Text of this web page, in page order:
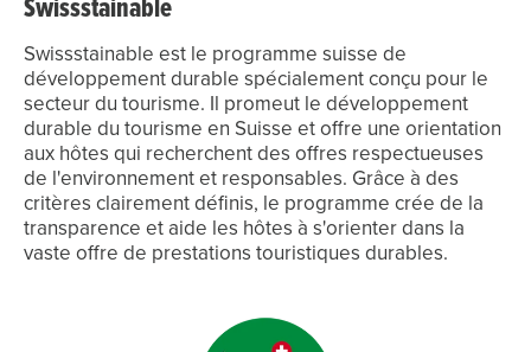
Swissstainable est le programme suisse de
développement durable spécialement conçu pour le
secteur du tourisme. Il promeut le développement
durable du tourisme en Suisse et offre une orientation
aux hôtes qui recherchent des offres respectueuses
de l'environnement et responsables. Grâce à des
critères clairement définis, le programme crée de la
transparence et aide les hôtes à s'orienter dans la
vaste offre de prestations touristiques durables.